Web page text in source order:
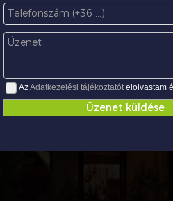
AzAdatkezelési tájékoztatótelolvastam
Üzenet küldése